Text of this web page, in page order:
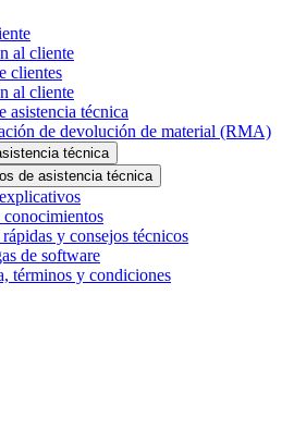
al cliente
clientes
al cliente
asistencia técnica
de devolución de material (RMA)
técnica
de asistencia técnica
conocimientos
rápidas y consejos técnicos
de software
términos y condiciones